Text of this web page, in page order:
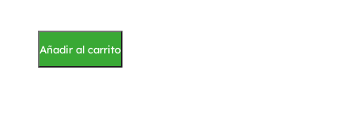
Añadir al carrito